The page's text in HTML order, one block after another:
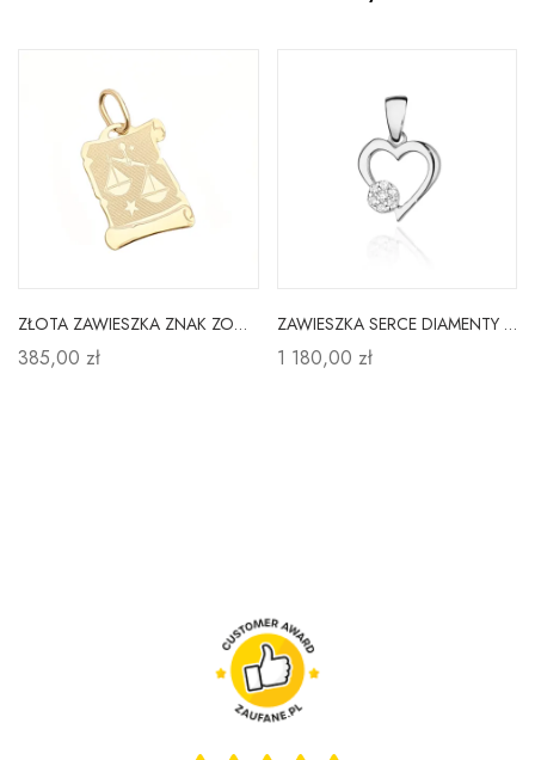
ZŁOTA ZAWIESZKA ZNAK ZODIAKU WAGA pr.585
385,00 zł
ZAWIESZKA SERCE DIAMENTY PRÓBA 585 BIAŁE ZŁOTO
1 180,00 zł